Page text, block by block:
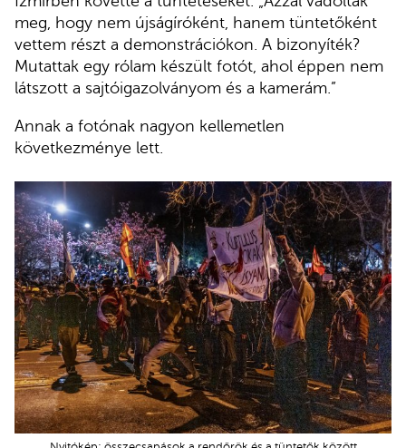
meg, hogy nem újságíróként, hanem tüntetőként
vettem részt a demonstrációkon. A bizonyíték?
Mutattak egy rólam készült fotót, ahol éppen nem
látszott a sajtóigazolványom és a kamerám.”
Annak a fotónak nagyon kellemetlen
következménye lett.